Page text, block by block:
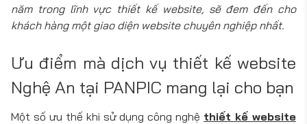
năm trong lĩnh vực thiết kế website, sẽ đem đến cho
khách hàng một giao diện website chuyên nghiệp nhất.
Ưu điểm mà dịch vụ thiết kế website
Nghệ An tại PANPIC mang lại cho bạn
Một số ưu thế khi sử dụng công nghệ thiết kế website